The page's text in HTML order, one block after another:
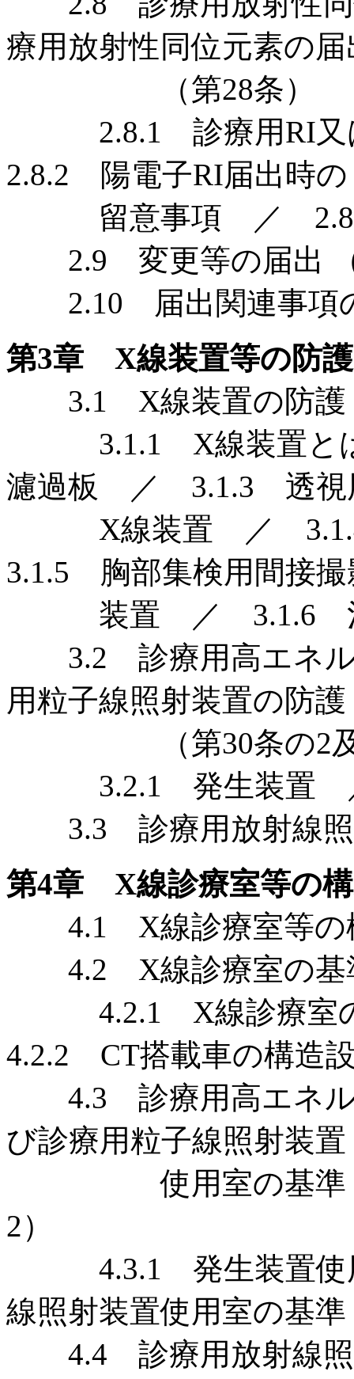
療用放射性同位元素の届
（第28条）
2.8.1 診療用RI又
2.8.2 陽電子RI届出時の
留意事項 ／ 2.8.3
2.9 変更等の届出 （
2.10 届出関連事項
第3章 X線装置等の防護
3.1 X線装置の防護
3.1.1 X線装置と
濾過板 ／ 3.1.3 透視
X線装置 ／
3.1.5 胸部集検用間接撮
装置 ／ 3.1.6 治
3.2 診療用高エネル
用粒子線照射装置の防護
（第30条の2及び
3.2.1 発生装置 ／
3.3 診療用放射線照
第4章 X線診療室等の
4.1 X線診療室等の
4.2 X線診療室の基
4.2.1 X線診療室
4.2.2 CT搭載車の構造
4.3 診療用高エネル
び診療用粒子線照射装置
使用室の基準 （第
2）
4.3.1 発生装置使
線照射装置使用室の基準
4.4 診療用放射線照